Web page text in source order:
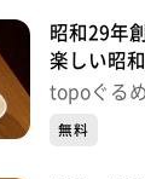
昭和29年
楽しい昭
アン 東一
topoぐる
無料